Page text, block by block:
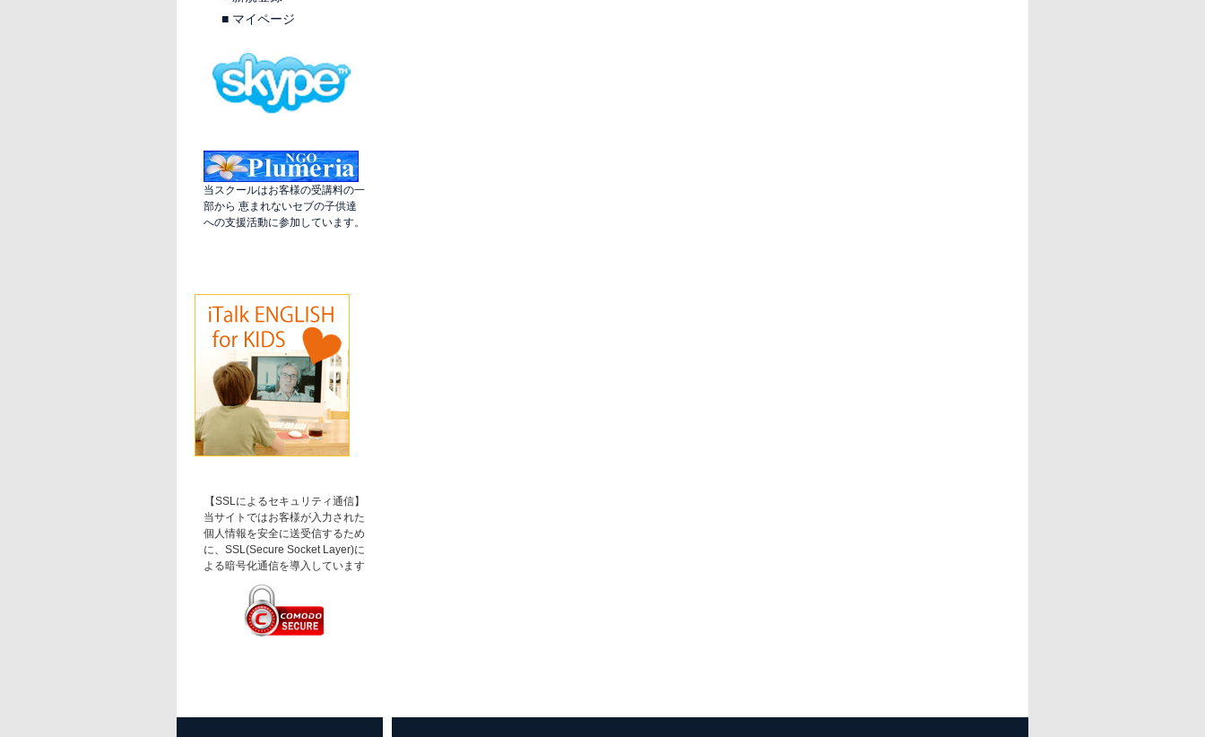
■ マイページ
当スクールはお客様の受講料の一
部から 恵まれないセブの子供達
への支援活動に参加しています。
【SSLによるセキュリティ通信】
当サイトではお客様が入力された
個人情報を安全に送受信するため
に、SSL(Secure Socket Layer)に
よる暗号化通信を導入しています